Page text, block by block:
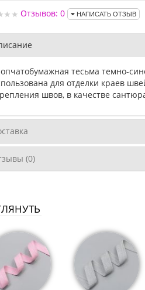
Отзывов: 0 НАПИСАТЬ ОТЗЫВ
тесьма темно-
для отделки краев
швов, в качестве
(0)